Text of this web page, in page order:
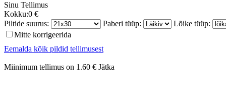
Sinu Tellimus
Kokku:0 €
Piltide suurus:
Paberi tüüp:
Lõike tüüp:
Mitte korrigeerida
Eemalda kõik pildid tellimusest
Miinimum tellimus on 1.60 € Jätka